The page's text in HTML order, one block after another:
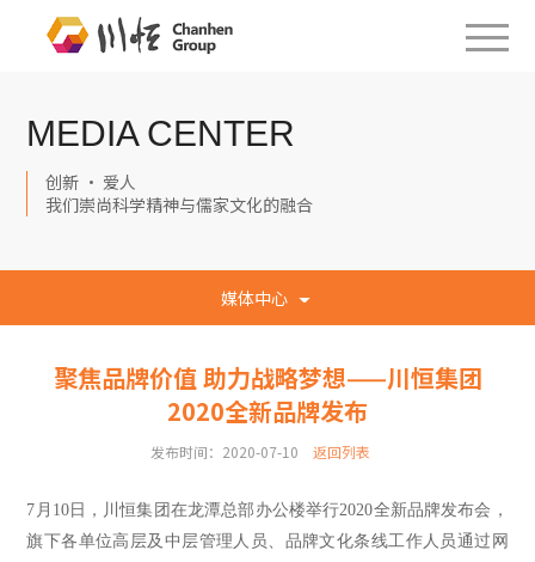
MEDIA CENTER
创新 · 爱人
我们崇尚科学精神与儒家文化的融合
媒体中心
聚焦品牌价值 助力战略梦想——川恒集团
2020全新品牌发布
发布时间：2020-07-10 返回列表
7月10日，川恒集团在龙潭总部办公楼举行2020全新品牌发布会，
旗下各单位高层及中层管理人员、品牌文化条线工作人员通过网